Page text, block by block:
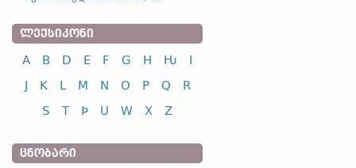
ᲚᲔᲥᲡᲘᲙᲝᲜᲘ
A B D E F G H Ƕ
I
J
K L M N O P Q
R
S
T Þ U W X Z
ᲪᲜᲝᲑᲐᲠᲘ